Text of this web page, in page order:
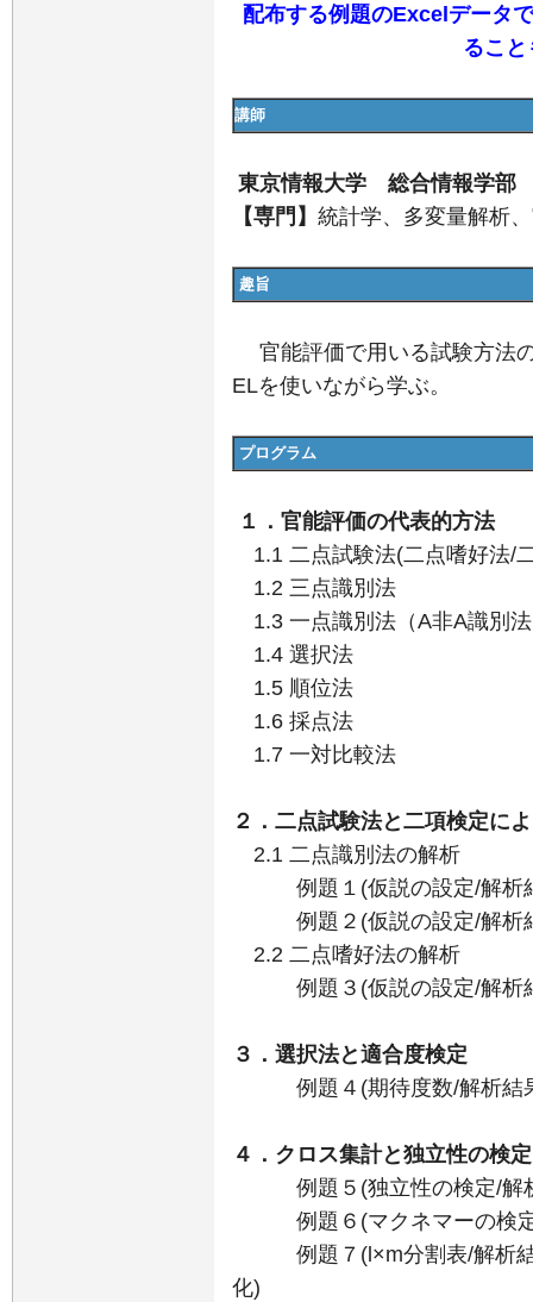
配布する例題のExcelデータ
るこ
講師
東京情報大学 総合情報学
【専門】 統計学、多変量解析
趣旨
官能評価で用いる試験方法
ELを使いながら学ぶ。
プログラム
１．官能評価の代表的方法
1.1 二点試験法(二点嗜好法/
1.2 三点識別法
1.3 一点識別法（A非A識別
1.4 選択法
1.5 順位法
1.6 採点法
1.7 一対比較法
２．二点試験法と二項検定に
2.1 二点識別法の解析
例題１(仮説の設定/解析
例題２(仮説の設定/解析
2.2 二点嗜好法の解析
例題３(仮説の設定/解析
３．選択法と適合度検定
例題４(期待度数/解析結
４．クロス集計と独立性の検定
例題５(独立性の検定/解
例題６(マクネマーの検定
例題７(l×m分割表/解析結
化)